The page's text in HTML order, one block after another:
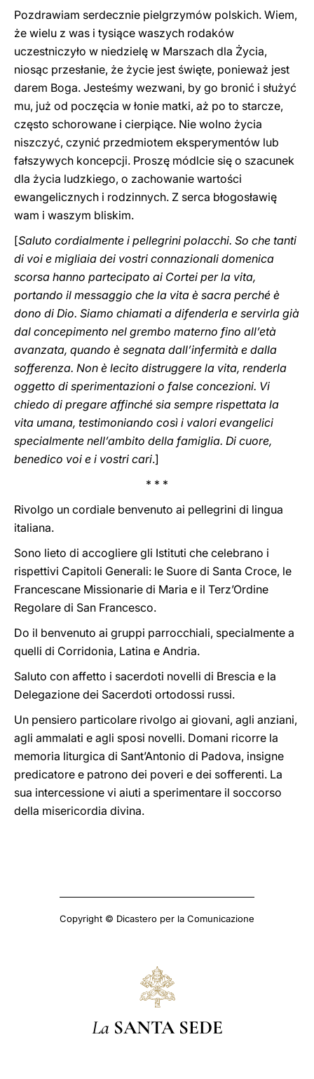
Pozdrawiam serdecznie pielgrzymów polskich. Wiem,
że wielu z was i tysiące waszych rodaków
uczestniczyło w niedzielę w Marszach dla Życia,
niosąc przesłanie, że życie jest święte, ponieważ jest
darem Boga. Jesteśmy wezwani, by go bronić i służyć
mu, już od poczęcia w łonie matki, aż po to starcze,
często schorowane i cierpiące. Nie wolno życia
niszczyć, czynić przedmiotem eksperymentów lub
fałszywych koncepcji. Proszę módlcie się o szacunek
dla życia ludzkiego, o zachowanie wartości
ewangelicznych i rodzinnych. Z serca błogosławię
wam i waszym bliskim.
[Saluto cordialmente i pellegrini polacchi. So che tanti
di voi e migliaia dei vostri connazionali domenica
scorsa hanno partecipato ai Cortei per la vita,
portando il messaggio che la vita è sacra perché è
dono di Dio. Siamo chiamati a difenderla e servirla già
dal concepimento nel grembo materno fino all’età
avanzata, quando è segnata dall’infermità e dalla
sofferenza. Non è lecito distruggere la vita, renderla
oggetto di sperimentazioni o false concezioni. Vi
chiedo di pregare affinché sia sempre rispettata la
vita umana, testimoniando così i valori evangelici
specialmente nell’ambito della famiglia. Di cuore,
benedico voi e i vostri cari.]
* * *
Rivolgo un cordiale benvenuto ai pellegrini di lingua
italiana.
Sono lieto di accogliere gli Istituti che celebrano i
rispettivi Capitoli Generali: le Suore di Santa Croce, le
Francescane Missionarie di Maria e il Terz’Ordine
Regolare di San Francesco.
Do il benvenuto ai gruppi parrocchiali, specialmente a
quelli di Corridonia, Latina e Andria.
Saluto con affetto i sacerdoti novelli di Brescia e la
Delegazione dei Sacerdoti ortodossi russi.
Un pensiero particolare rivolgo ai giovani, agli anziani,
agli ammalati e agli sposi novelli. Domani ricorre la
memoria liturgica di Sant’Antonio di Padova, insigne
predicatore e patrono dei poveri e dei sofferenti. La
sua intercessione vi aiuti a sperimentare il soccorso
della misericordia divina.
Copyright © Dicastero per la Comunicazione
La SANTA SEDE